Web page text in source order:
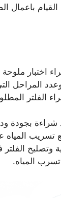
باعمال
اختبار
المراحل
الفلتر
شراءة بجودة
تسريب المياه
وتصليح
المياه.